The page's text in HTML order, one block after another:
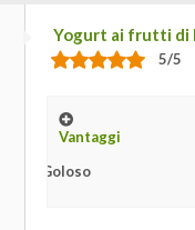
Yogurt ai frutti di
5/5
Vantaggi
Goloso